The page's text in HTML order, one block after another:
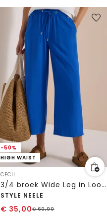
-50%
HIGH WAIST
CECIL
3/4 broek Wide Leg in Loose Fit
STYLE NEELE
€ 35,00€69,99